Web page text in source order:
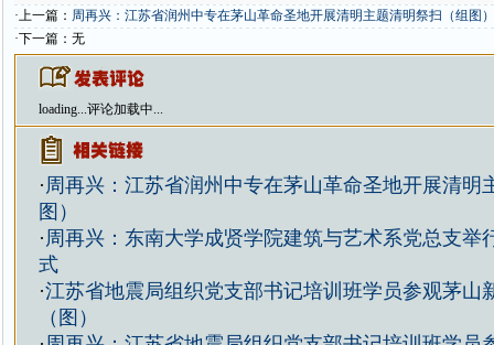
·上一篇： 周再兴：江苏省润州中专在茅山革命圣地开展清明主题清明祭扫（组图）
·下一篇：无
loading...评论加载中...
· 周再兴：江苏省润州中专在茅山革命圣地开展清明
图）
· 周再兴：东南大学成贤学院建筑与艺术系党总支举
式
·江苏省地震局组织党支部书记培训班学员参观茅山
（图）